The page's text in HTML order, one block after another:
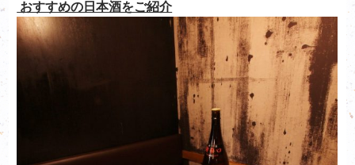
おすすめの日本酒をご紹介